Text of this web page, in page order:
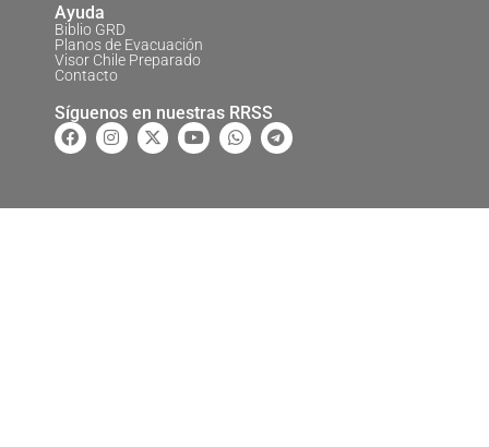
Ayuda
Biblio GRD
Planos de Evacuación
Visor Chile Preparado
Contacto
Síguenos en nuestras RRSS